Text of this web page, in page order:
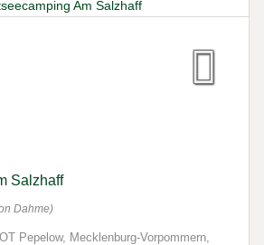
Salzhaff
Dahme)
Pepelow, Mecklenburg-Vorpommern,